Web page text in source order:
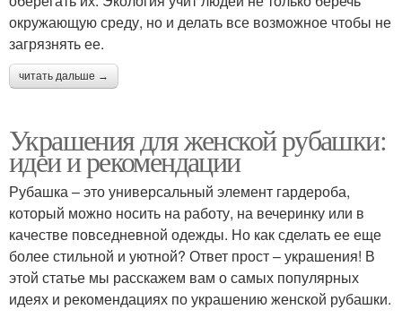
окружающую среду, но и делать все возможное чтобы не
загрязнять ее.
читать дальше →
Украшения для женской рубашки:
идеи и рекомендации
Рубашка – это универсальный элемент гардероба,
который можно носить на работу, на вечеринку или в
качестве повседневной одежды. Но как сделать ее еще
более стильной и уютной? Ответ прост – украшения! В
этой статье мы расскажем вам о самых популярных
идеях и рекомендациях по украшению женской рубашки.